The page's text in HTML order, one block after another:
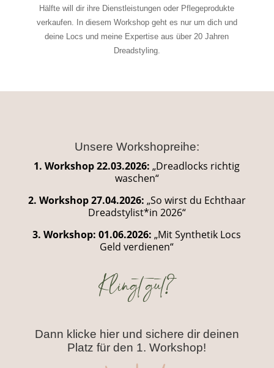
Hälfte will dir ihre Dienstleistungen oder Pflegeprodukte
verkaufen. In diesem Workshop geht es nur um dich und
deine Locs und meine Expertise aus über 20 Jahren
Dreadstyling.
Unsere Workshopreihe:
1. Workshop 22.03.2026: „Dreadlocks richtig
waschen“
2. Workshop 27.04.2026: „So wirst du Echthaar
Dreadstylist*in 2026“
3. Workshop: 01.06.2026: „Mit Synthetik Locs
Geld verdienen“
Klingt gut?
Dann klicke hier und sichere dir deinen
Platz für den 1. Workshop!